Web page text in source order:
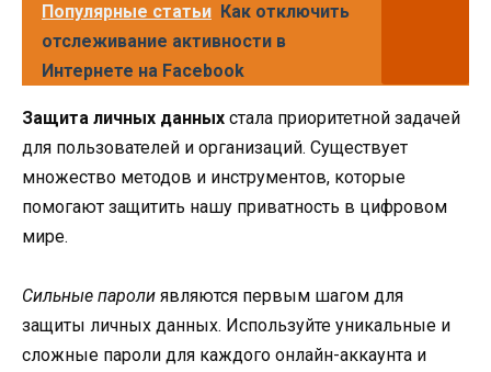
Популярные статьи Как отключить
отслеживание активности в
Интернете на Facebook
Защита личных данных стала приоритетной задачей
для пользователей и организаций. Существует
множество методов и инструментов, которые
помогают защитить нашу приватность в цифровом
мире.
Сильные пароли являются первым шагом для
защиты личных данных. Используйте уникальные и
сложные пароли для каждого онлайн-аккаунта и